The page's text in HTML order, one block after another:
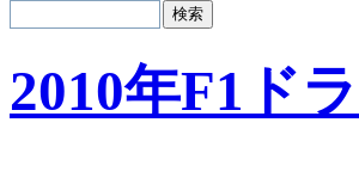
2010年F1ド